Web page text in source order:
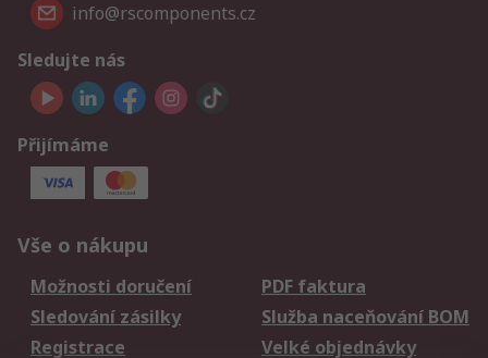
info@rscomponents.cz
Sledujte nás
Přijímáme
Vše o nákupu
Možnosti doručení
PDF faktura
Sledování zásilky
Služba naceňování BOM
Registrace
Velké objednávky